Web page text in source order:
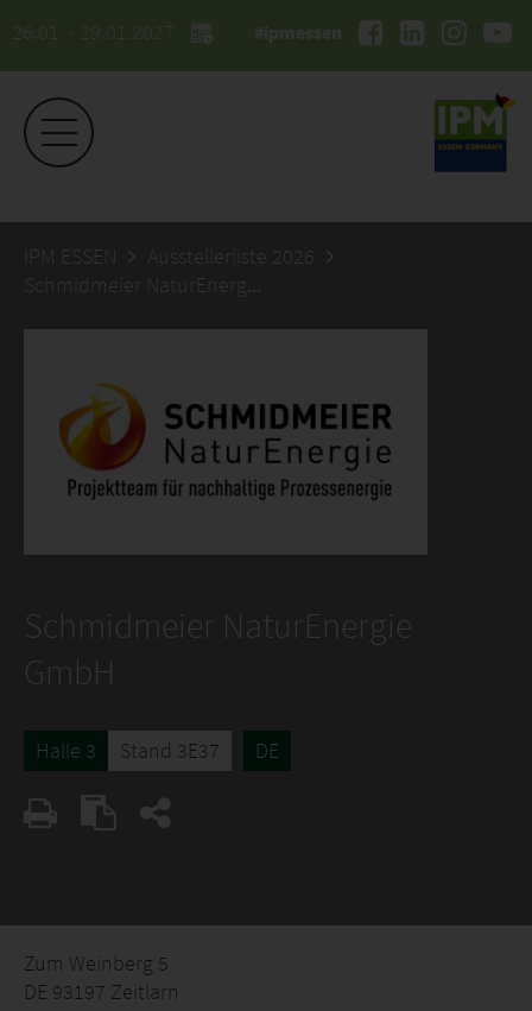
26.01. - 29.01.2027 #ipmessen
IPM ESSEN
Ausstellerliste 2026
Schmidmeier NaturEnergie GmbH
Schmidmeier NaturEnergie
GmbH
Halle 3 Stand 3E37 DE
Zum Weinberg 5
DE 93197 Zeitlarn